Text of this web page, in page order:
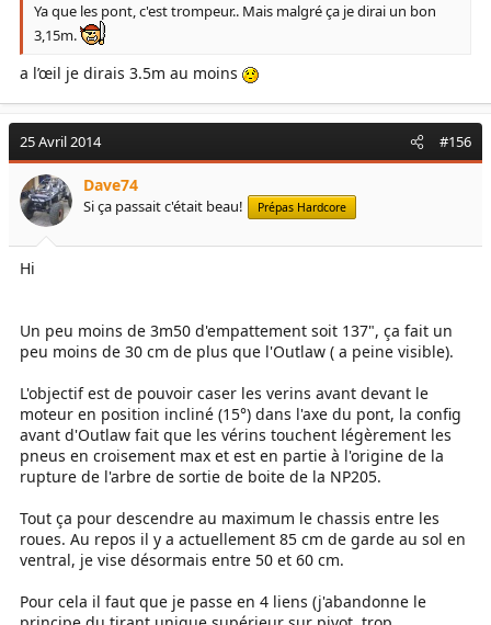
Ya que les pont, c'est trompeur.. Mais malgré ça je dirai un bon
3,15m.
a l’œil je dirais 3.5m au moins
25 Avril 2014 #156
Dave74
Si ça passait c'était beau! Prépas Hardcore
Hi
Un peu moins de 3m50 d'empattement soit 137", ça fait un
peu moins de 30 cm de plus que l'Outlaw ( a peine visible).
L'objectif est de pouvoir caser les verins avant devant le
moteur en position incliné (15°) dans l'axe du pont, la config
avant d'Outlaw fait que les vérins touchent légèrement les
pneus en croisement max et est en partie à l'origine de la
rupture de l'arbre de sortie de boite de la NP205.
Tout ça pour descendre au maximum le chassis entre les
roues. Au repos il y a actuellement 85 cm de garde au sol en
ventral, je vise désormais entre 50 et 60 cm.
Pour cela il faut que je passe en 4 liens (j'abandonne le